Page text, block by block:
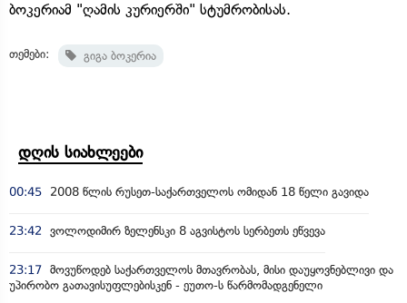
ბოკერიამ "ღამის კურიერში" სტუმრობისას.
თემები: გიგა ბოკერია
დღის სიახლეები
00:45 2008 წლის რუსეთ-საქართველოს ომიდან 18 წელი გავიდა
23:42 ვოლოდიმირ ზელენსკი 8 აგვისტოს სერბეთს ეწვევა
23:17 მოვუწოდებ საქართველოს მთავრობას, მისი დაუყოვნებლივი და
უპირობო გათავისუფლებისკენ - ეუთო-ს წარმომადგენელი